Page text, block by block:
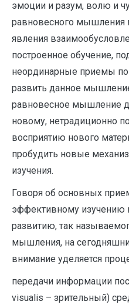
эмоции и разум, волю и
равновесного мышления
явления
построенное обучение,
неординарные приемы
развить данное
равновесное мышление
новому, нетрадиционно
восприятию нового
пробудить новые
изучения.
Говоря об основных
эффективному изучению
развитию, так
мышления, на
внимание уделяется
передачи информации
visualis – зрительный)